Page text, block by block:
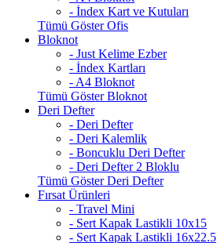
- İndex Kart ve Kutuları
Tümü Göster Ofis
Bloknot
- Just Kelime Ezber
- İndex Kartları
- A4 Bloknot
Tümü Göster Bloknot
Deri Defter
- Deri Defter
- Deri Kalemlik
- Boncuklu Deri Defter
- Deri Defter 2 Bloklu
Tümü Göster Deri Defter
Fırsat Ürünleri
- Travel Mini
- Sert Kapak Lastikli 10x15
- Sert Kapak Lastikli 16x22.5